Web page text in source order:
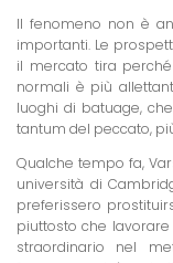
Il fenomeno non è
importanti. Le
il mercato tira
normali è più
luoghi di batuage,
tantum del peccato,
Qualche tempo fa,
università di
preferissero
piuttosto che
straordinario nel